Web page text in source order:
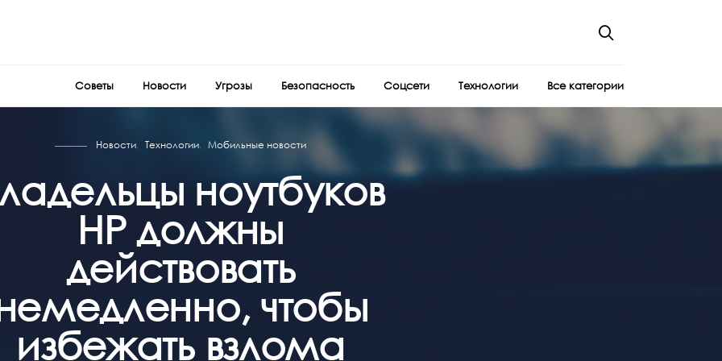
Советы Новости Угрозы Безопасность Соцсети Технологии Все категории
Новости Технологии Мобильные новости
ноутбуков
HP должны
действовать
чтобы
избежать взлома